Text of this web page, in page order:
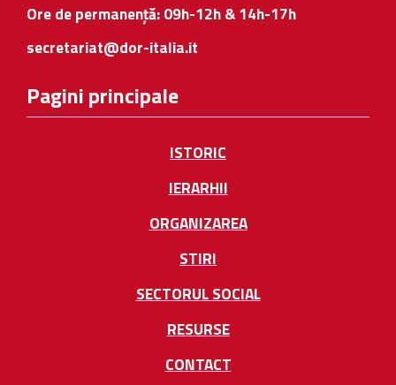
Ore de permanență: 09h-12h & 14h-17h
secretariat@dor-italia.it
Pagini principale
ISTORIC
IERARHII
ORGANIZAREA
STIRI
SECTORUL SOCIAL
RESURSE
CONTACT